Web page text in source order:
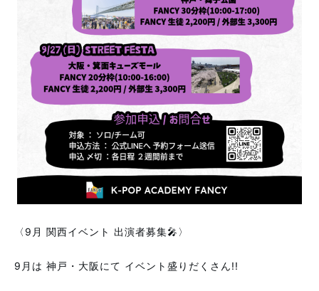
〈9月 関西イベント 出演者募集🎤〉
9月は 神戸・大阪にて イベント盛りだくさん!!